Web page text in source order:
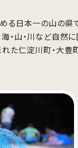
日本一の山の県
・山・川など自然
仁淀川町・大豊